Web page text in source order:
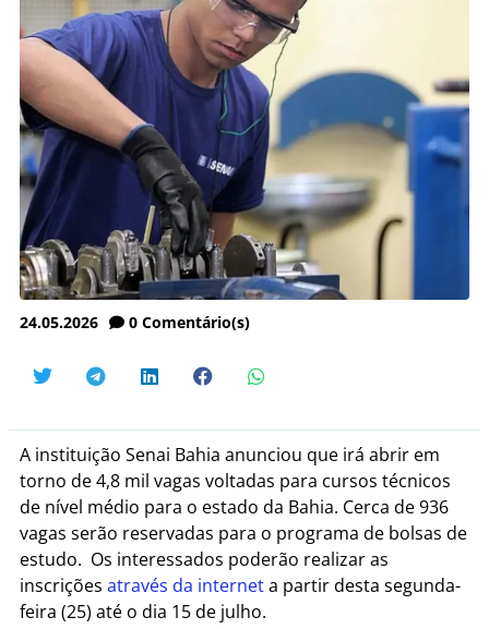
24.05.2026 0 Comentário(s)
A instituição Senai Bahia anunciou que irá abrir em
torno de 4,8 mil vagas voltadas para cursos técnicos
de nível médio para o estado da Bahia. Cerca de 936
vagas serão reservadas para o programa de bolsas de
estudo. Os interessados poderão realizar as
inscrições através da interneta partir desta segunda-
feira (25) até o dia 15 de julho.